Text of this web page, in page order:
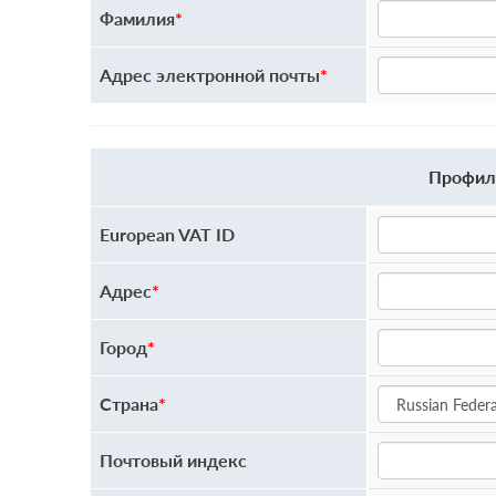
Фамилия*
Адрес электронной почты*
European VAT ID
Адрес*
Город*
Страна*
Почтовый индекс